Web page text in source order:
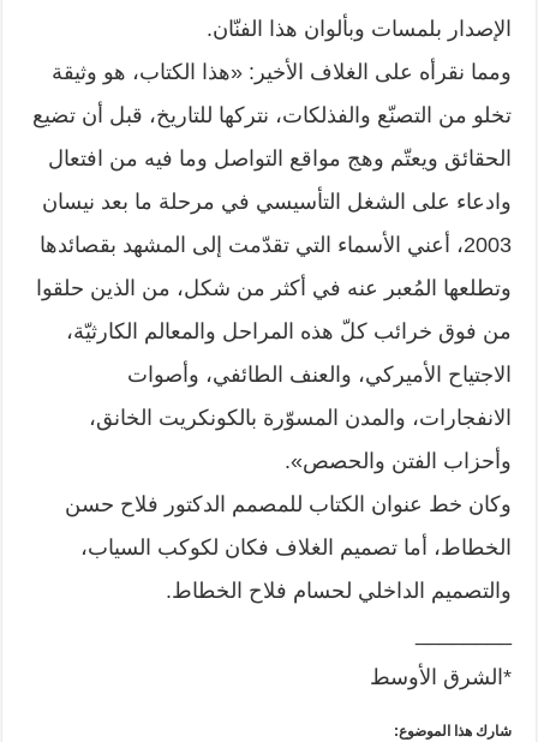
الإصدار بلمسات وبألوان هذا الفنّان.
ومما نقرأه على الغلاف الأخير: «هذا الكتاب، هو وثيقة
تخلو من التصنّع والفذلكات، نتركها للتاريخ، قبل أن تضيع
الحقائق ويعتّم وهج مواقع التواصل وما فيه من افتعال
وادعاء على الشغل التأسيسي في مرحلة ما بعد نيسان
2003، أعني الأسماء التي تقدّمت إلى المشهد بقصائدها
وتطلعها المُعبر عنه في أكثر من شكل، من الذين حلقوا
من فوق خرائب كلّ هذه المراحل والمعالم الكارثيّة،
الاجتياح الأميركي، والعنف الطائفي، وأصوات
الانفجارات، والمدن المسوّرة بالكونكريت الخانق،
وأحزاب الفتن والحصص».
وكان خط عنوان الكتاب للمصمم الدكتور فلاح حسن
الخطاط، أما تصميم الغلاف فكان لكوكب السياب،
والتصميم الداخلي لحسام فلاح الخطاط.
*الشرق الأوسط
شارك هذا الموضوع: